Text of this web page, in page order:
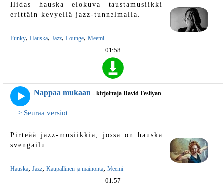
Hidas hauska elokuva taustamusiikki
erittäin kevyellä jazz-tunnelmalla.
Funky, Hauska, Jazz, Lounge, Meemi
01:58
Nappaa mukaan - kirjoittaja David Fesliyan
> Seuraa versiot
Pirteää jazz-musiikkia, jossa on hauska
svengailu.
Hauska, Jazz, Kaupallinen ja mainonta, Meemi
01:57